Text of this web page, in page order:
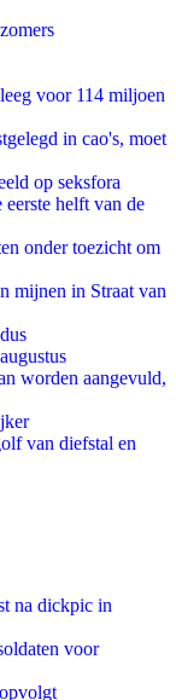
voor 114 miljoen
in cao's, moet
op seksfora
helft van de
onder toezicht om
mijnen in Straat van
worden aangevuld,
van diefstal en
na dickpic in
voor